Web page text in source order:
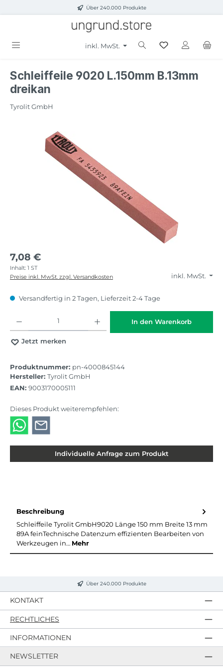
Zum Hauptinhalt springenÜber 240.000 Produkte
inkl. MwSt.
Schleiffeile 9020 L.150mm B.13mm
dreikan
Tyrolit GmbH
Bildergalerie überspringen
7,08 €
Inhalt: 1 ST
inkl. MwSt.
Preise inkl. MwSt. zzgl. Versandkosten
Versandfertig in 2 Tagen, Lieferzeit 2-4 Tage
In den Warenkorb
Jetzt merken
Produktnummer: pn-4000845144
Hersteller: Tyrolit GmbH
EAN: 9003170005111
Dieses Produkt weiterempfehlen:
Individuelle Anfrage zum Produkt
Beschreibung
Schleiffeile Tyrolit GmbH9020 Länge 150 mm Breite 13 mm
89A feinTechnische Datenzum effizienten Bearbeiten von
Werkzeugen in… Mehr
Über 240.000 Produkte
KONTAKT
RECHTLICHES
INFORMATIONEN
NEWSLETTER